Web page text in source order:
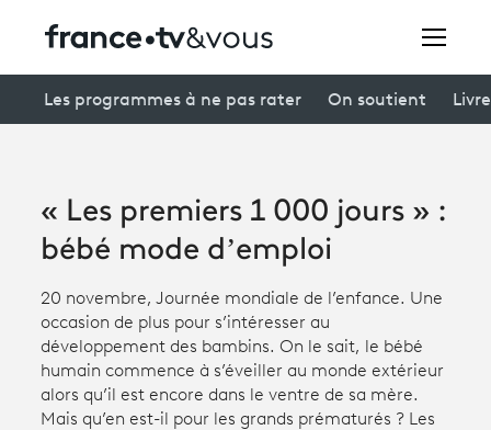
Creators
Participer et assister à une émission
À votre écoute
Productions et innovation
Les programmes à ne pas rater On soutient
« Les premiers 1 000 jours » :
bébé mode d’emploi
20 novembre, Journée mondiale de l’enfance. Une
occasion de plus pour s’intéresser au
développement des bambins. On le sait, le bébé
humain commence à s’éveiller au monde extérieur
alors qu’il est encore dans le ventre de sa mère.
Mais qu’en est-il pour les grands prématurés ? Les